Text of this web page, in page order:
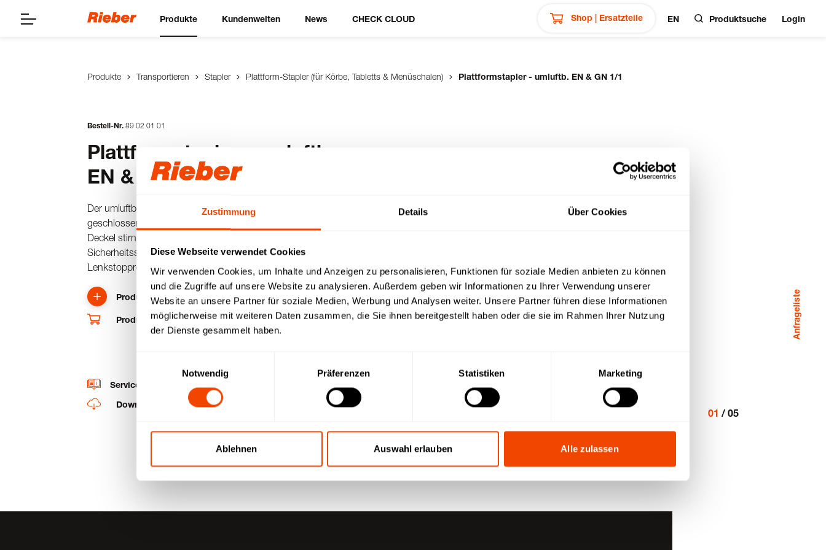
Zustimmung Details Über Cookies
Diese Webseite verwendet Cookies
Wir verwenden Cookies, um Inhalte und Anzeigen zu personalisieren, Funktionen für soziale Medien anbieten zu können
und die Zugriffe auf unsere Website zu analysieren. Außerdem geben wir Informationen zu Ihrer Verwendung unserer
Website an unsere Partner für soziale Medien, Werbung und Analysen weiter. Unsere Partner führen diese Informationen
möglicherweise mit weiteren Daten zusammen, die Sie ihnen bereitgestellt haben oder die sie im Rahmen Ihrer Nutzung
der Dienste gesammelt haben.
Notwendig
Präferenzen Statistiken Marketing
Ablehnen Auswahl erlauben Alle zulassen
Produkte Kundenwelten News CHECK CLOUD Shop | Ersatzteile EN Produktsuche Login
Produkte Transportieren Stapler Plattform-Stapler (für Körbe, Tabletts & Menüschalen) Plattformstapler - umluftb. EN & GN 1/1
01 / 05
Bestell-Nr. 89 02 01 01
Plattformstapler - umluftb.
EN & GN 1/1
Der umluftbeheizte Plattformstapler (für CNS-Körbe/ GN & EN)
geschlossen aus Edelstahl, doppelwandig isoliert, mit Edelstahl-
Deckel stirnseitig einhängbar, mit rechteckiger Plattform,
Sicherheitsschiebegriff, 4 Stoßecken, rostfreie Rollen (2 Lenk- & 2
Lenkstopprollen).
Produkt anfragen
Produkt und Ersatzteile im Shop kaufen
Service-Videos
Downloads
Anfrageliste